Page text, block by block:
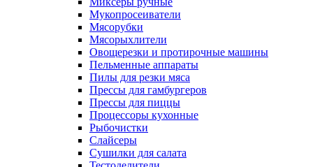
Мукопросеиватели
Мясорубки
Мясорыхлители
Овощерезки и протирочные машины
Пельменные аппараты
Пилы для резки мяса
Прессы для гамбургеров
Прессы для пиццы
Процессоры кухонные
Рыбочистки
Слайсеры
Сушилки для салата